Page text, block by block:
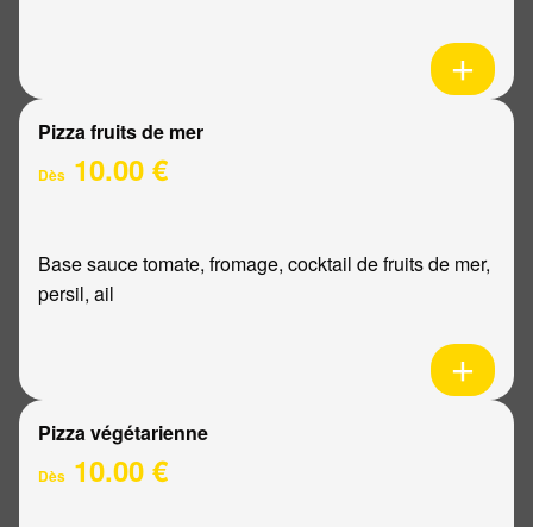
Pizza fruits de mer
Dès 10.00 €
Base sauce tomate, fromage, cocktail de fruits de mer,
persil, ail
Pizza végétarienne
Dès 10.00 €